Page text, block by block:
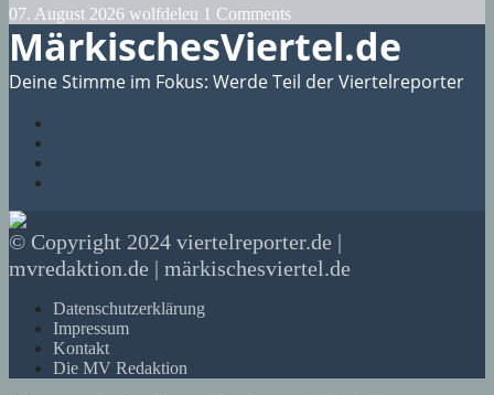
07. August 2026 wolfdeleu 1 Comments
MärkischesViertel.de
Deine Stimme im Fokus: Werde Teil der Viertelreporter
© Copyright 2024 viertelreporter.de |
mvredaktion.de | märkischesviertel.de
Datenschutzerklärung
Impressum
Kontakt
Die MV Redaktion